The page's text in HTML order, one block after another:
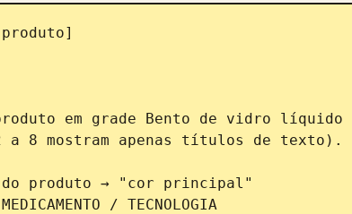
em grade Bento de vidro líquido
a 8 mostram apenas títulos de texto).
produto → "cor principal"
/ TECNOLOGIA